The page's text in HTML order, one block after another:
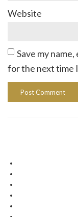
Website
Save my
for the next time